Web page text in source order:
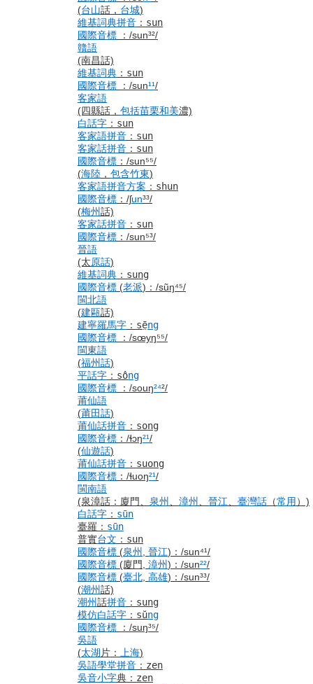
(台山話， 台城)
維基詞典拼音 ： sun
國際音標
： /sun³²/
贛語
(南昌話)
維基詞典 ： sun
國際音標
： /sun¹¹/
客家語
(四縣話， 包括苗栗和美濃)
白話字 ： sun
客家語拼音 ： sun
客家話拼音 ： sun
國際音標 ： /sun⁵⁵/
(海陸 ， 包含竹東)
客家語拼音方案 ： shun
國際音標 ： /ʃun³³/
(梅州話)
客家話拼音 ： sun
國際音標 ： /sun⁵³/
晉語
(太原話)
維基詞典 ： sung
國際音標 (老派) ： /sũŋ⁴⁵/
閩北語
(建甌話)
建寧羅馬字 ： sē̤ng
國際音標
： /sœyŋ⁵⁵/
閩東語
(福州話)
平話字 ： sông
國際音標
： /souŋ²⁴²/
莆仙語
(莆田話)
莆仙話拼音 ： song
國際音標 ： /ɬɔŋ²¹/
(仙遊話)
莆仙話拼音 ： suong
國際音標 ： /ɬuoŋ²¹/
閩南語
(泉漳話：廈門、 泉州 漳州 晉江 臺灣話 （常用 ）)
白話字 ： sūn
臺羅 ： sūn
普實台文 ： sun
國際音標 (泉州 晉江) ： /sun⁴¹/
國際音標 (廈門, 漳州) ： /sun²²/
國際音標 (臺北 高雄) ： /sun³³/
(潮州話)
潮州話拼音 ： sung
模仿白話字 ： sŭng
國際音標
： /suŋ³⁵/
吳語
(太湖片： 上海)
吳語學堂拼音 ： zen
吳音小字典 ： zen